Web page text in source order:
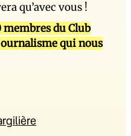
qu’avec vous !
membres du Club
qui nous